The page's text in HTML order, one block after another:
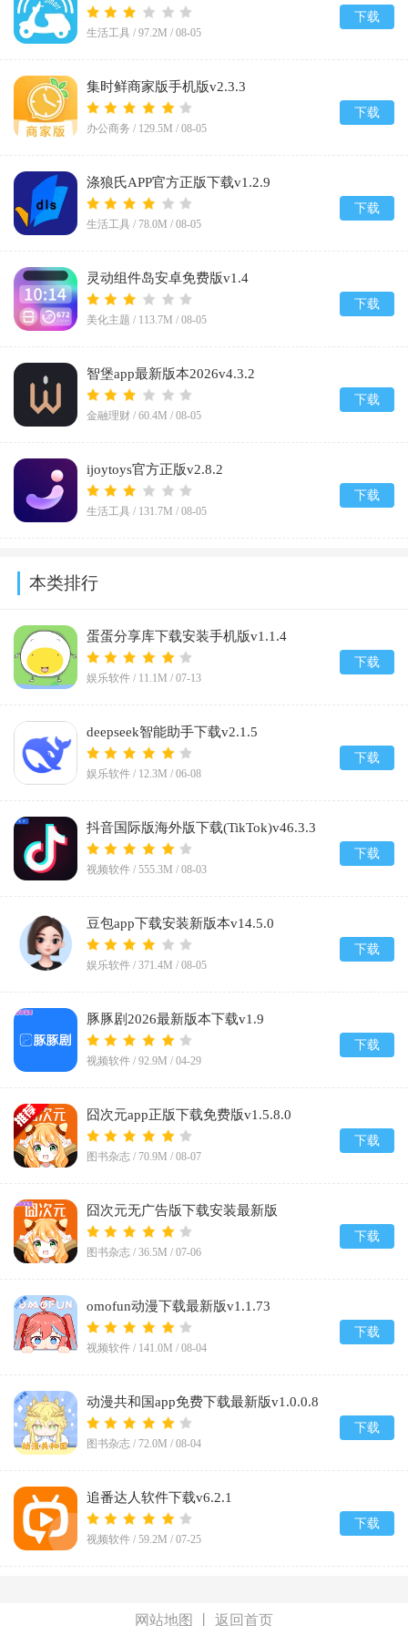
生活工具 / 97.2M / 08-05
下载
集时鲜商家版手机版v2.3.3
办公商务 / 129.5M / 08-05
下载
涤狼氏APP官方正版下载v1.2.9
生活工具 / 78.0M / 08-05
下载
灵动组件岛安卓免费版v1.4
美化主题 / 113.7M / 08-05
下载
智堡app最新版本2026v4.3.2
金融理财 / 60.4M / 08-05
下载
ijoytoys官方正版v2.8.2
生活工具 / 131.7M / 08-05
下载
本类排行
蛋蛋分享库下载安装手机版v1.1.4
娱乐软件 / 11.1M / 07-13
下载
deepseek智能助手下载v2.1.5
娱乐软件 / 12.3M / 06-08
下载
抖音国际版海外版下载(TikTok)v46.3.3
视频软件 / 555.3M / 08-03
下载
豆包app下载安装新版本v14.5.0
娱乐软件 / 371.4M / 08-05
下载
豚豚剧2026最新版本下载v1.9
视频软件 / 92.9M / 04-29
下载
囧次元app正版下载免费版v1.5.8.0
图书杂志 / 70.9M / 08-07
下载
囧次元无广告版下载安装最新版
2026v1.5.8.0
图书杂志 / 36.5M / 07-06
下载
omofun动漫下载最新版v1.1.73
视频软件 / 141.0M / 08-04
下载
动漫共和国app免费下载最新版v1.0.0.8
图书杂志 / 72.0M / 08-04
下载
追番达人软件下载v6.2.1
视频软件 / 59.2M / 07-25
下载
网站地图 返回首页